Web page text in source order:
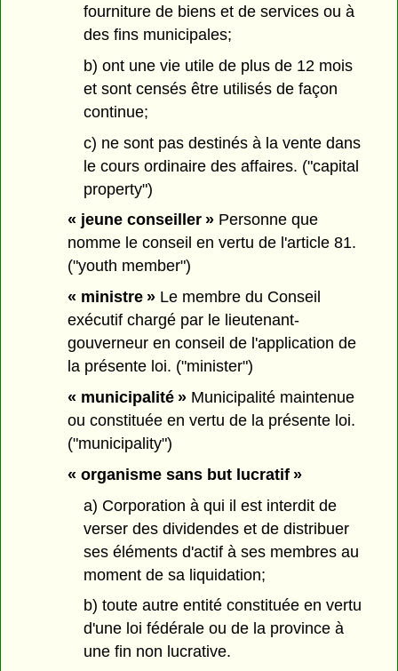
fourniture de biens et de services ou à
des fins municipales;
b) ont une vie utile de plus de 12 mois
et sont censés être utilisés de façon
continue;
c) ne sont pas destinés à la vente dans
le cours ordinaire des affaires. ("capital
property")
« jeune conseiller » Personne que
nomme le conseil en vertu de l'article 81.
("youth member")
« ministre » Le membre du Conseil
exécutif chargé par le lieutenant-
gouverneur en conseil de l'application de
la présente loi. ("minister")
« municipalité » Municipalité maintenue
ou constituée en vertu de la présente loi.
("municipality")
« organisme sans but lucratif »
a) Corporation à qui il est interdit de
verser des dividendes et de distribuer
ses éléments d'actif à ses membres au
moment de sa liquidation;
b) toute autre entité constituée en vertu
d'une loi fédérale ou de la province à
une fin non lucrative.